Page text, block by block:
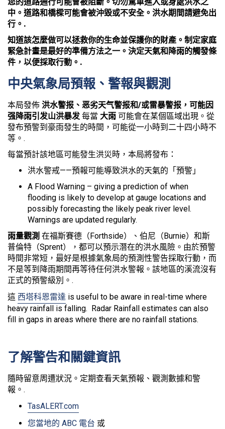
中。道路和橋樑可能會被沖毀或不安全。洪水期間請避免出
行。.
知道該怎麼做可以拯救你的生命並保護你的財產。制定家庭
緊急計畫是最好的準備方法之一。決定天氣和降雨的觸發條
件，以便採取行動。.
中央氣象局預報、警報與觀測
本局發佈 洪水警报、恶劣天气警报和/或雷暴警报，可能因
强降雨引发山洪暴发 每當 大雨 可能會在某個區域出現。從
發布預警到豪雨發生的時間，可能從一小時到二十四小時不
等。.
每當預計該地區可能發生洪災時，本局將發布：
洪水警戒——預報可能導致洪水的天氣的「預警」
A Flood Warning – giving a prediction of when
flooding is likely to develop at gauge locations and
possibly forecasting the likely peak river level.
Warnings are updated regularly.
雨量觀測 在福斯賽德（Forthside）、伯尼（Burnie）和斯
普倫特（Sprent），都可以預示潛在的洪水風險。由於預警
時間非常短，最好是根據氣象局的預測性警告採取行動，而
不是等到降雨期間再等待任何洪水警報。該地區的溪流沒有
正式的預警級別。.
這 西塔科恩雷達 is useful to be aware in real-time where
heavy rainfall is falling. Radar Rainfall estimates can also
fill in gaps in areas where there are no rainfall stations.
了解警告和關鍵資訊
隨時留意周遭狀況。定期查看天氣預報、觀測數據和警
報。.
TasALERT.com
您當地的 ABC 電台 或